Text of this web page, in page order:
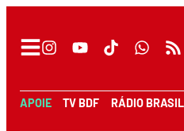
APOIE TV BDF RÁDIO